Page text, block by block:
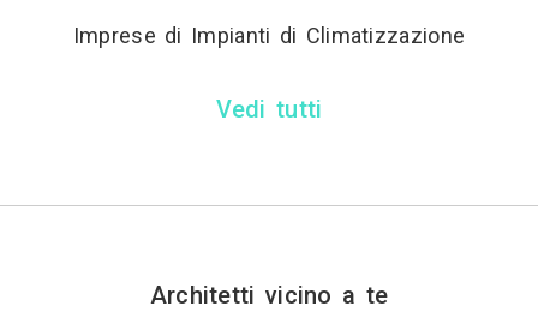
Imprese di Impianti di Climatizzazione
Vedi tutti
Architetti vicino a te